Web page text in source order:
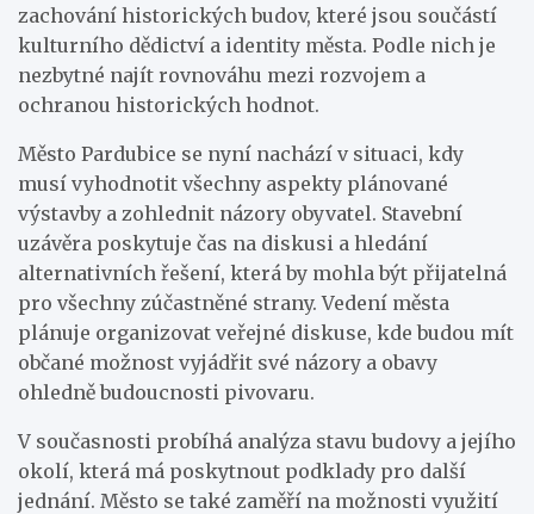
zachování historických budov, které jsou součástí
kulturního dědictví a identity města. Podle nich je
nezbytné najít rovnováhu mezi rozvojem a
ochranou historických hodnot.
Město Pardubice se nyní nachází v situaci, kdy
musí vyhodnotit všechny aspekty plánované
výstavby a zohlednit názory obyvatel. Stavební
uzávěra poskytuje čas na diskusi a hledání
alternativních řešení, která by mohla být přijatelná
pro všechny zúčastněné strany. Vedení města
plánuje organizovat veřejné diskuse, kde budou mít
občané možnost vyjádřit své názory a obavy
ohledně budoucnosti pivovaru.
V současnosti probíhá analýza stavu budovy a jejího
okolí, která má poskytnout podklady pro další
jednání. Město se také zaměří na možnosti využití